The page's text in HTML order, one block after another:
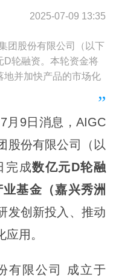
2025-07-09 13:35
团股份有限公司（以下
D轮融资。本轮资金将
地并加快产品的市场化
月9日消息，AIGC
股份有限公司（以
完成数亿元D轮融
基金（嘉兴秀洲
发创新投入、推动
用。
有限公司 成立于